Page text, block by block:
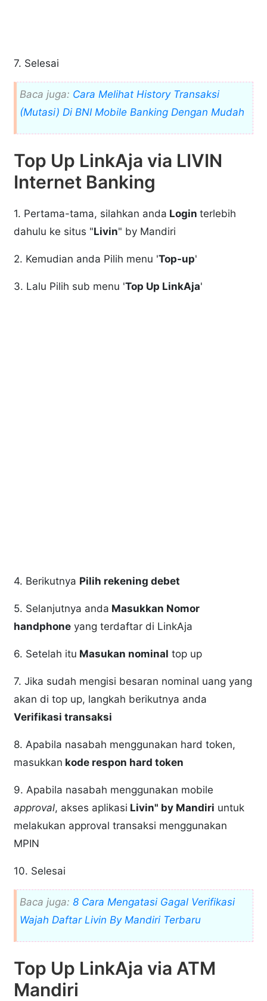
7. Selesai
Baca juga: Cara Melihat History Transaksi
(Mutasi) Di BNI Mobile Banking Dengan Mudah
Top Up LinkAja via LIVIN
Internet Banking
1. Pertama-tama, silahkan anda Loginterlebih
dahulu ke situs "Livin" by Mandiri
2. Kemudian anda Pilih menu 'Top-up'
3. Lalu Pilih sub menu 'Top Up LinkAja'
4. Berikutnya Pilih rekening debet
5. Selanjutnya anda Masukkan Nomor
handphone yang terdaftar di LinkAja
6. Setelah itu Masukan nominal top up
7. Jika sudah mengisi besaran nominal uang yang
akan di top up, langkah berikutnya anda
Verifikasi transaksi
8. Apabila nasabah menggunakan hard token,
masukkan kode respon hard token
9. Apabila nasabah menggunakan mobile
approval, akses aplikasi Livin" by Mandiri untuk
melakukan approval transaksi menggunakan
MPIN
10. Selesai
Baca juga:8 Cara Mengatasi Gagal Verifikasi
Wajah Daftar Livin By Mandiri Terbaru
Top Up LinkAja via ATM
Mandiri